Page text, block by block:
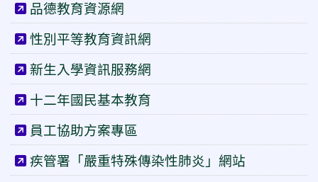
品德教育資源網
性別平等教育資訊網
新生入學資訊服務網
十二年國民基本教育
員工協助方案專區
疾管署「嚴重特殊傳染性肺炎」網站